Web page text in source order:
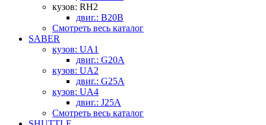
кузов: RH2
двиг.: B20B
Смотреть весь каталог
SABER
кузов: UA1
двиг.: G20A
кузов: UA2
двиг.: G25A
кузов: UA4
двиг.: J25A
Смотреть весь каталог